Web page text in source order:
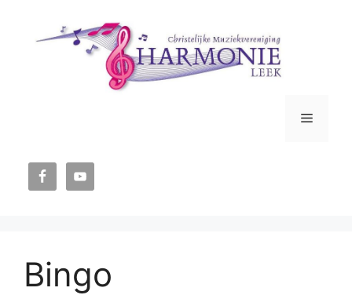
Menu
Bingo